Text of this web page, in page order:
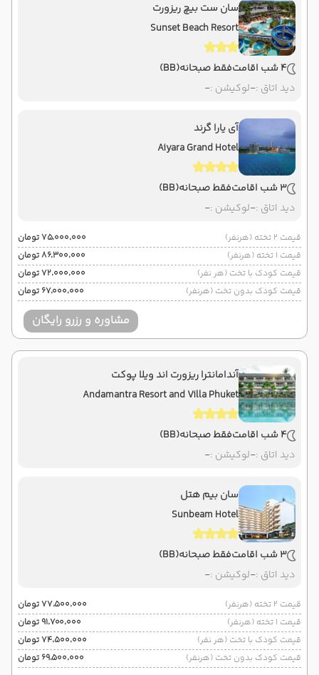
سان ست بیچ ریزورت
Sunset Beach Resort
4 شب اقامت فقط صبحانه(BB)
دید اتاق :-لوکیشن :-
آی یارا گرند
Aiyara Grand Hotel
3 شب اقامت فقط صبحانه(BB)
دید اتاق :-لوکیشن :-
قیمت 2 تخته (هرنفر)
۷۵٬۰۰۰٬۰۰۰ تومان
قیمت 1 تخته (هرنفر)
۸۶٬۳۰۰٬۰۰۰ تومان
قیمت کودک با تخت (هر نفر)
۷۲٬۰۰۰٬۰۰۰ تومان
قیمت کودک بدون تخت (هرنفر)
۶۷٬۰۰۰٬۰۰۰ تومان
مشاوره و رزرو رایگان
آندامانترا ریزورت اند ویلا پوکت
Andamantra Resort and Villa Phuket
4 شب اقامت فقط صبحانه(BB)
دید اتاق :-لوکیشن :-
سان بیم هتل
Sunbeam Hotel
3 شب اقامت فقط صبحانه(BB)
دید اتاق :-لوکیشن :-
قیمت 2 تخته (هرنفر)
۷۷٬۵۰۰٬۰۰۰ تومان
قیمت 1 تخته (هرنفر)
۹۱٬۷۰۰٬۰۰۰ تومان
قیمت کودک با تخت (هر نفر)
۷۴٬۵۰۰٬۰۰۰ تومان
قیمت کودک بدون تخت (هرنفر)
۶۹٬۵۰۰٬۰۰۰ تومان